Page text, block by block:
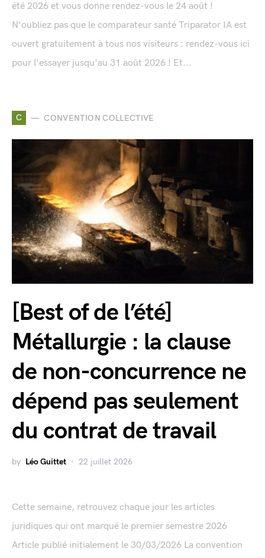
été 2026 et vous donne rendez-vous le 24 août !
N'oubliez pas que le comparateur santé Triparator IA est
ouvert gratuitement à tous nos visiteurs : rendez-vous ici
pour l'essayer jusqu'au 31 août 2026 ! Et...
C CONVENTION COLLECTIVE
[Best of de l’été]
Métallurgie : la clause
de non-concurrence ne
dépend pas seulement
du contrat de travail
by Léo Guittet 22 juillet 2026
Cette semaine, retrouvez chaque jour les articles
juridiques qui ont marqué le premier semestre 2026
Article publié initialement le 30/03/2026 La convention